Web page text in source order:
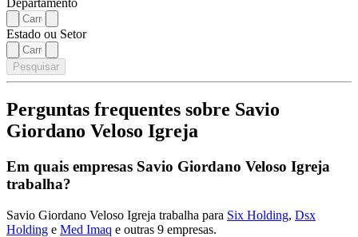
Departamento
Estado ou Setor
Pesquisar
Perguntas frequentes sobre Savio
Giordano Veloso Igreja
Em quais empresas Savio Giordano Veloso Igreja
trabalha?
Savio Giordano Veloso Igreja trabalha para Six Holding, Dsx
Holding e Med Imaq e outras 9 empresas.